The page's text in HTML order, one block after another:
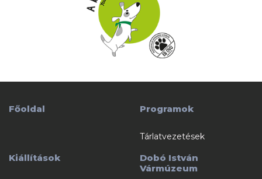
Főoldal Programok
Tárlatvezetések
Kiállítások
Dobó István
Vármúzeum